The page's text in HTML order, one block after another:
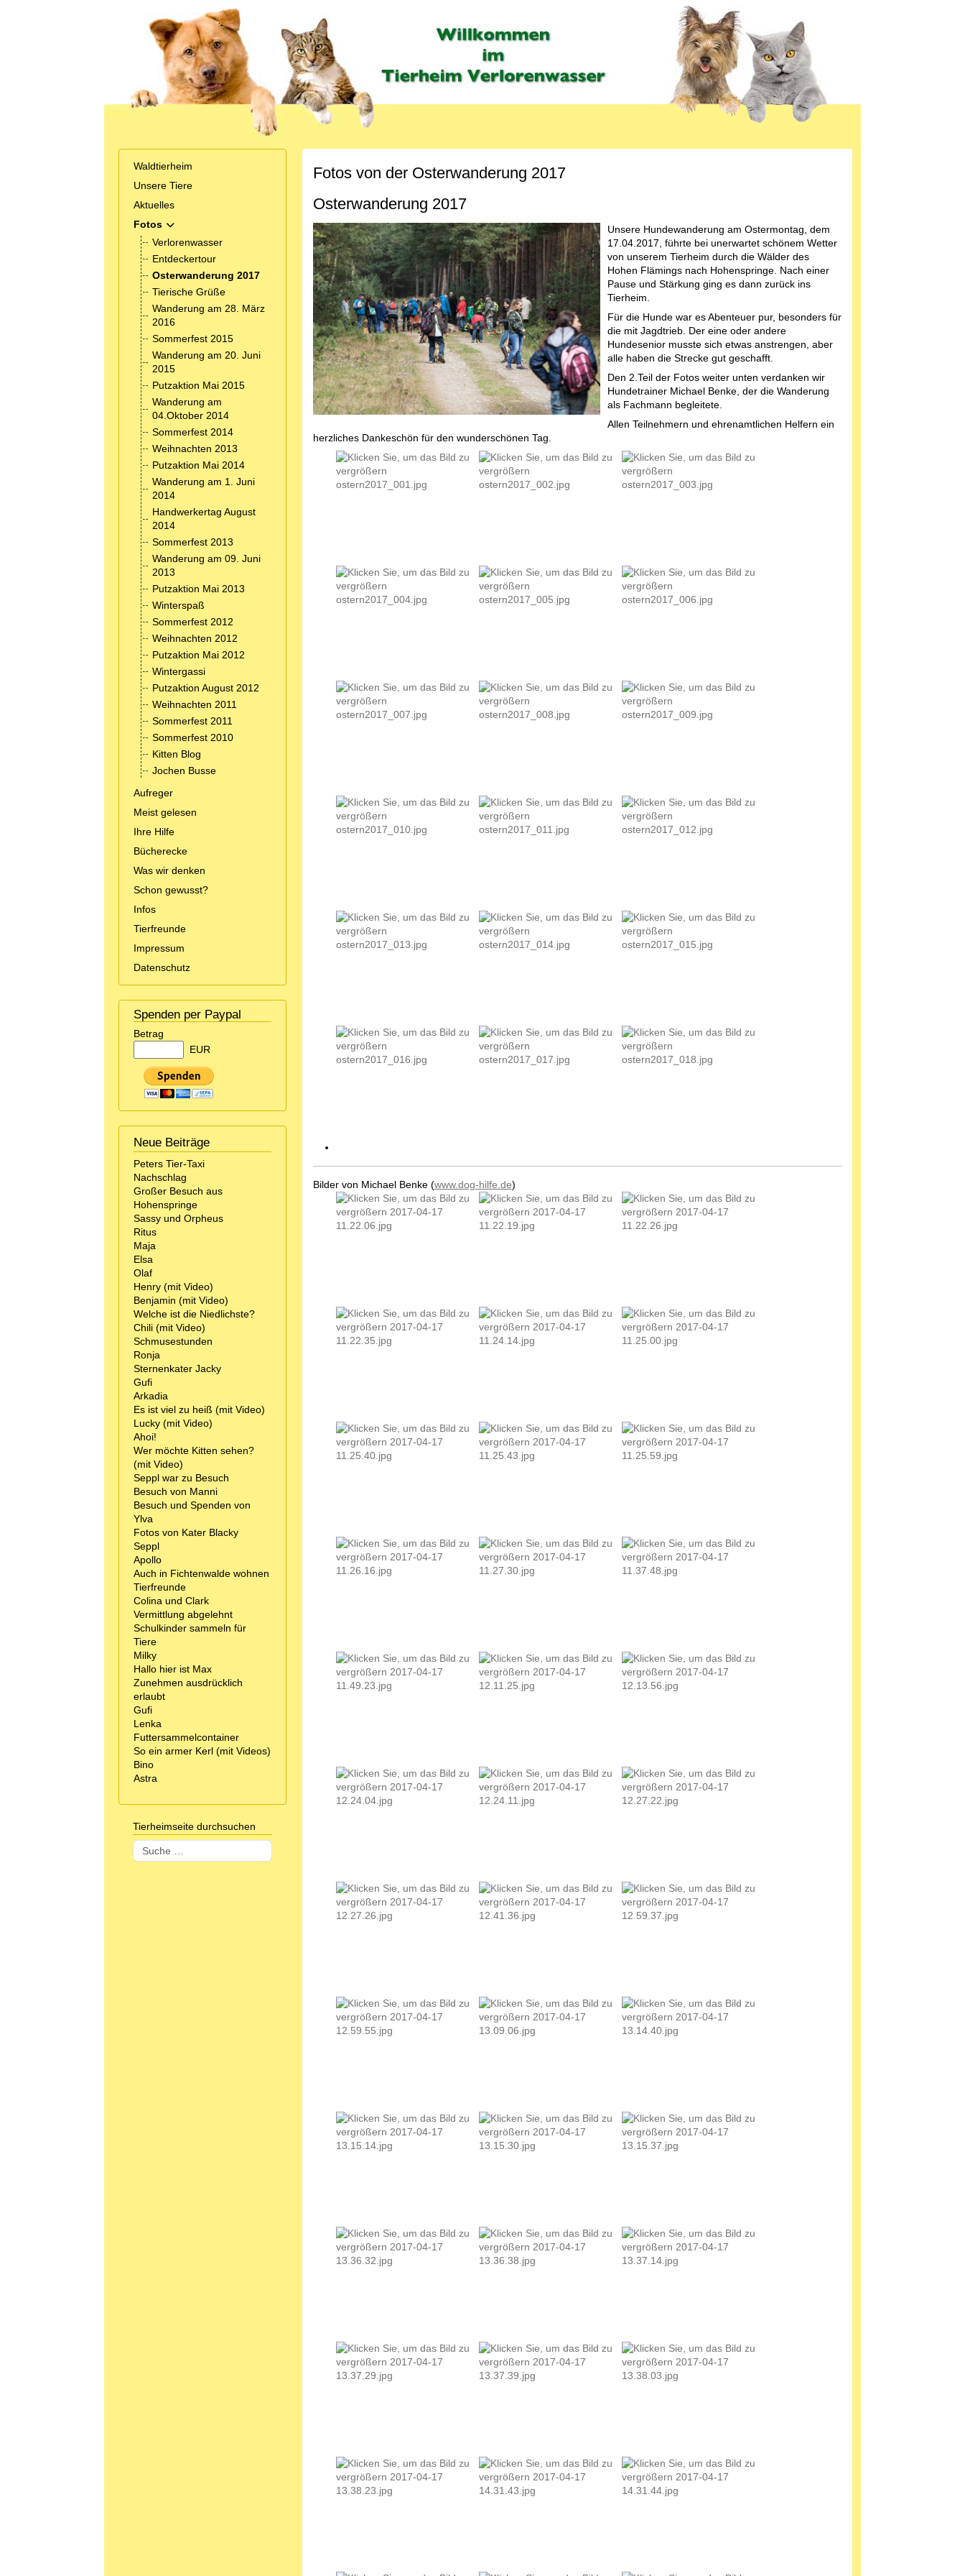
Waldtierheim
Unsere Tiere
Aktuelles
Fotos
MOD_MENU_TOGGLE_SUBMENU_LABEL
Verlorenwasser
Entdeckertour
Osterwanderung 2017
Tierische Grüße
Wanderung am 28. März
2016
Sommerfest 2015
Wanderung am 20. Juni
2015
Putzaktion Mai 2015
Wanderung am
04.Oktober 2014
Sommerfest 2014
Weihnachten 2013
Putzaktion Mai 2014
Wanderung am 1. Juni
2014
Handwerkertag August
2014
Sommerfest 2013
Wanderung am 09. Juni
2013
Putzaktion Mai 2013
Winterspaß
Sommerfest 2012
Weihnachten 2012
Putzaktion Mai 2012
Wintergassi
Putzaktion August 2012
Weihnachten 2011
Sommerfest 2011
Sommerfest 2010
Kitten Blog
Jochen Busse
Aufreger
Meist gelesen
Ihre Hilfe
Bücherecke
Was wir denken
Schon gewusst?
Infos
Tierfreunde
Impressum
Datenschutz
Spenden per Paypal
Betrag
EUR
Neue Beiträge
Peters Tier-Taxi
Nachschlag
Großer Besuch aus
Hohenspringe
Sassy und Orpheus
Ritus
Maja
Elsa
Olaf
Henry (mit Video)
Benjamin (mit Video)
Welche ist die Niedlichste?
Chili (mit Video)
Schmusestunden
Ronja
Sternenkater Jacky
Gufi
Arkadia
Es ist viel zu heiß (mit Video)
Lucky (mit Video)
Ahoi!
Wer möchte Kitten sehen?
(mit Video)
Seppl war zu Besuch
Besuch von Manni
Besuch und Spenden von
Ylva
Fotos von Kater Blacky
Seppl
Apollo
Auch in Fichtenwalde wohnen
Tierfreunde
Colina und Clark
Vermittlung abgelehnt
Schulkinder sammeln für
Tiere
Milky
Hallo hier ist Max
Zunehmen ausdrücklich
erlaubt
Gufi
Lenka
Futtersammelcontainer
So ein armer Kerl (mit Videos)
Bino
Astra
Tierheimseite durchsuchen
Suchen
Fotos von der Osterwanderung 2017
Osterwanderung 2017
Unsere Hundewanderung am Ostermontag, dem
17.04.2017, führte bei unerwartet schönem Wetter
von unserem Tierheim durch die Wälder des
Hohen Flämings nach Hohenspringe. Nach einer
Pause und Stärkung ging es dann zurück ins
Tierheim.
Für die Hunde war es Abenteuer pur, besonders für
die mit Jagdtrieb. Der eine oder andere
Hundesenior musste sich etwas anstrengen, aber
alle haben die Strecke gut geschafft.
Den 2.Teil der Fotos weiter unten verdanken wir
Hundetrainer Michael Benke, der die Wanderung
als Fachmann begleitete.
Allen Teilnehmern und ehrenamtlichen Helfern ein
herzliches Dankeschön für den wunderschönen Tag.
Bilder von Michael Benke (www.dog-hilfe.de)